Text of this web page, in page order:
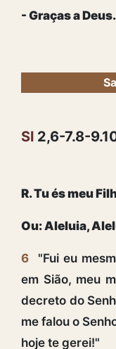
- Graças a Deus.
Sl 2,6-7.8-
R. Tu és meu
Ou: Aleluia,
6 "Fui eu
em Sião, meu
decreto do
me falou o
hoje te gerei!"